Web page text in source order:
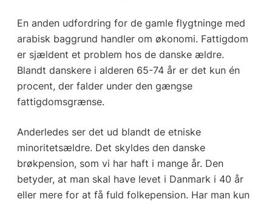
En anden udfordring for de gamle flygtninge med
arabisk baggrund handler om økonomi. Fattigdom
er sjældent et problem hos de danske ældre.
Blandt danskere i alderen 65-74 år er det kun én
procent, der falder under den gængse
fattigdomsgrænse.
Anderledes ser det ud blandt de etniske
minoritetsældre. Det skyldes den danske
brøkpension, som vi har haft i mange år. Den
betyder, at man skal have levet i Danmark i 40 år
eller mere for at få fuld folkepension. Har man kun